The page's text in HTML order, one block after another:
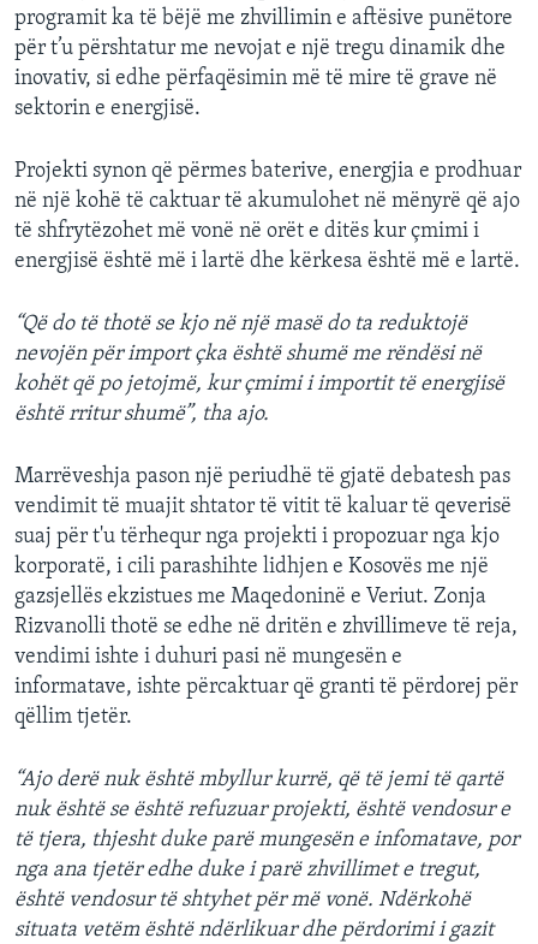
programit ka të bëjë me zhvillimin e aftësive punëtore
për t’u përshtatur me nevojat e një tregu dinamik dhe
inovativ, si edhe përfaqësimin më të mire të grave në
sektorin e energjisë.
Projekti synon që përmes baterive, energjia e prodhuar
në një kohë të caktuar të akumulohet në mënyrë që ajo
të shfrytëzohet më vonë në orët e ditës kur çmimi i
energjisë është më i lartë dhe kërkesa është më e lartë.
“Që do të thotë se kjo në një masë do ta reduktojë
nevojën për import çka është shumë me rëndësi në
kohët që po jetojmë, kur çmimi i importit të energjisë
është rritur shumë”, tha ajo.
Marrëveshja pason një periudhë të gjatë debatesh pas
vendimit të muajit shtator të vitit të kaluar të qeverisë
suaj për t'u tërhequr nga projekti i propozuar nga kjo
korporatë, i cili parashihte lidhjen e Kosovës me një
gazsjellës ekzistues me Maqedoninë e Veriut. Zonja
Rizvanolli thotë se edhe në dritën e zhvillimeve të reja,
vendimi ishte i duhuri pasi në mungesën e
informatave, ishte përcaktuar që granti të përdorej për
qëllim tjetër.
“Ajo derë nuk është mbyllur kurrë, që të jemi të qartë
nuk është se është refuzuar projekti, është vendosur e
të tjera, thjesht duke parë mungesën e infomatave, por
nga ana tjetër edhe duke i parë zhvillimet e tregut,
është vendosur të shtyhet për më vonë. Ndërkohë
situata vetëm është ndërlikuar dhe përdorimi i gazit